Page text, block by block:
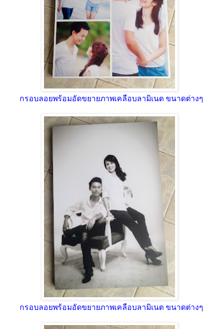
กรอบลอยพร้อมอัดขยายภาพเคลือบลามิเนต ขนาดต่างๆ
กรอบลอยพร้อมอัดขยายภาพเคลือบลามิเนต ขนาดต่างๆ